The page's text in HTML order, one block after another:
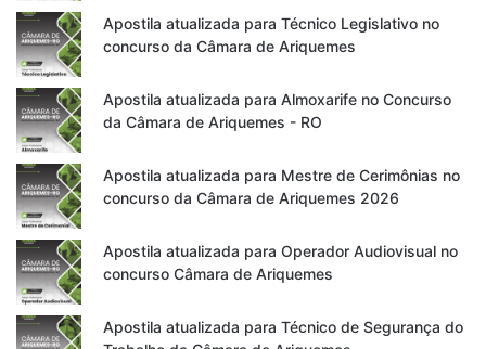
Apostila atualizada para Técnico Legislativo no
concurso da Câmara de Ariquemes
Apostila atualizada para Almoxarife no Concurso
da Câmara de Ariquemes - RO
Apostila atualizada para Mestre de Cerimônias no
concurso da Câmara de Ariquemes 2026
Apostila atualizada para Operador Audiovisual no
concurso Câmara de Ariquemes
Apostila atualizada para Técnico de Segurança do